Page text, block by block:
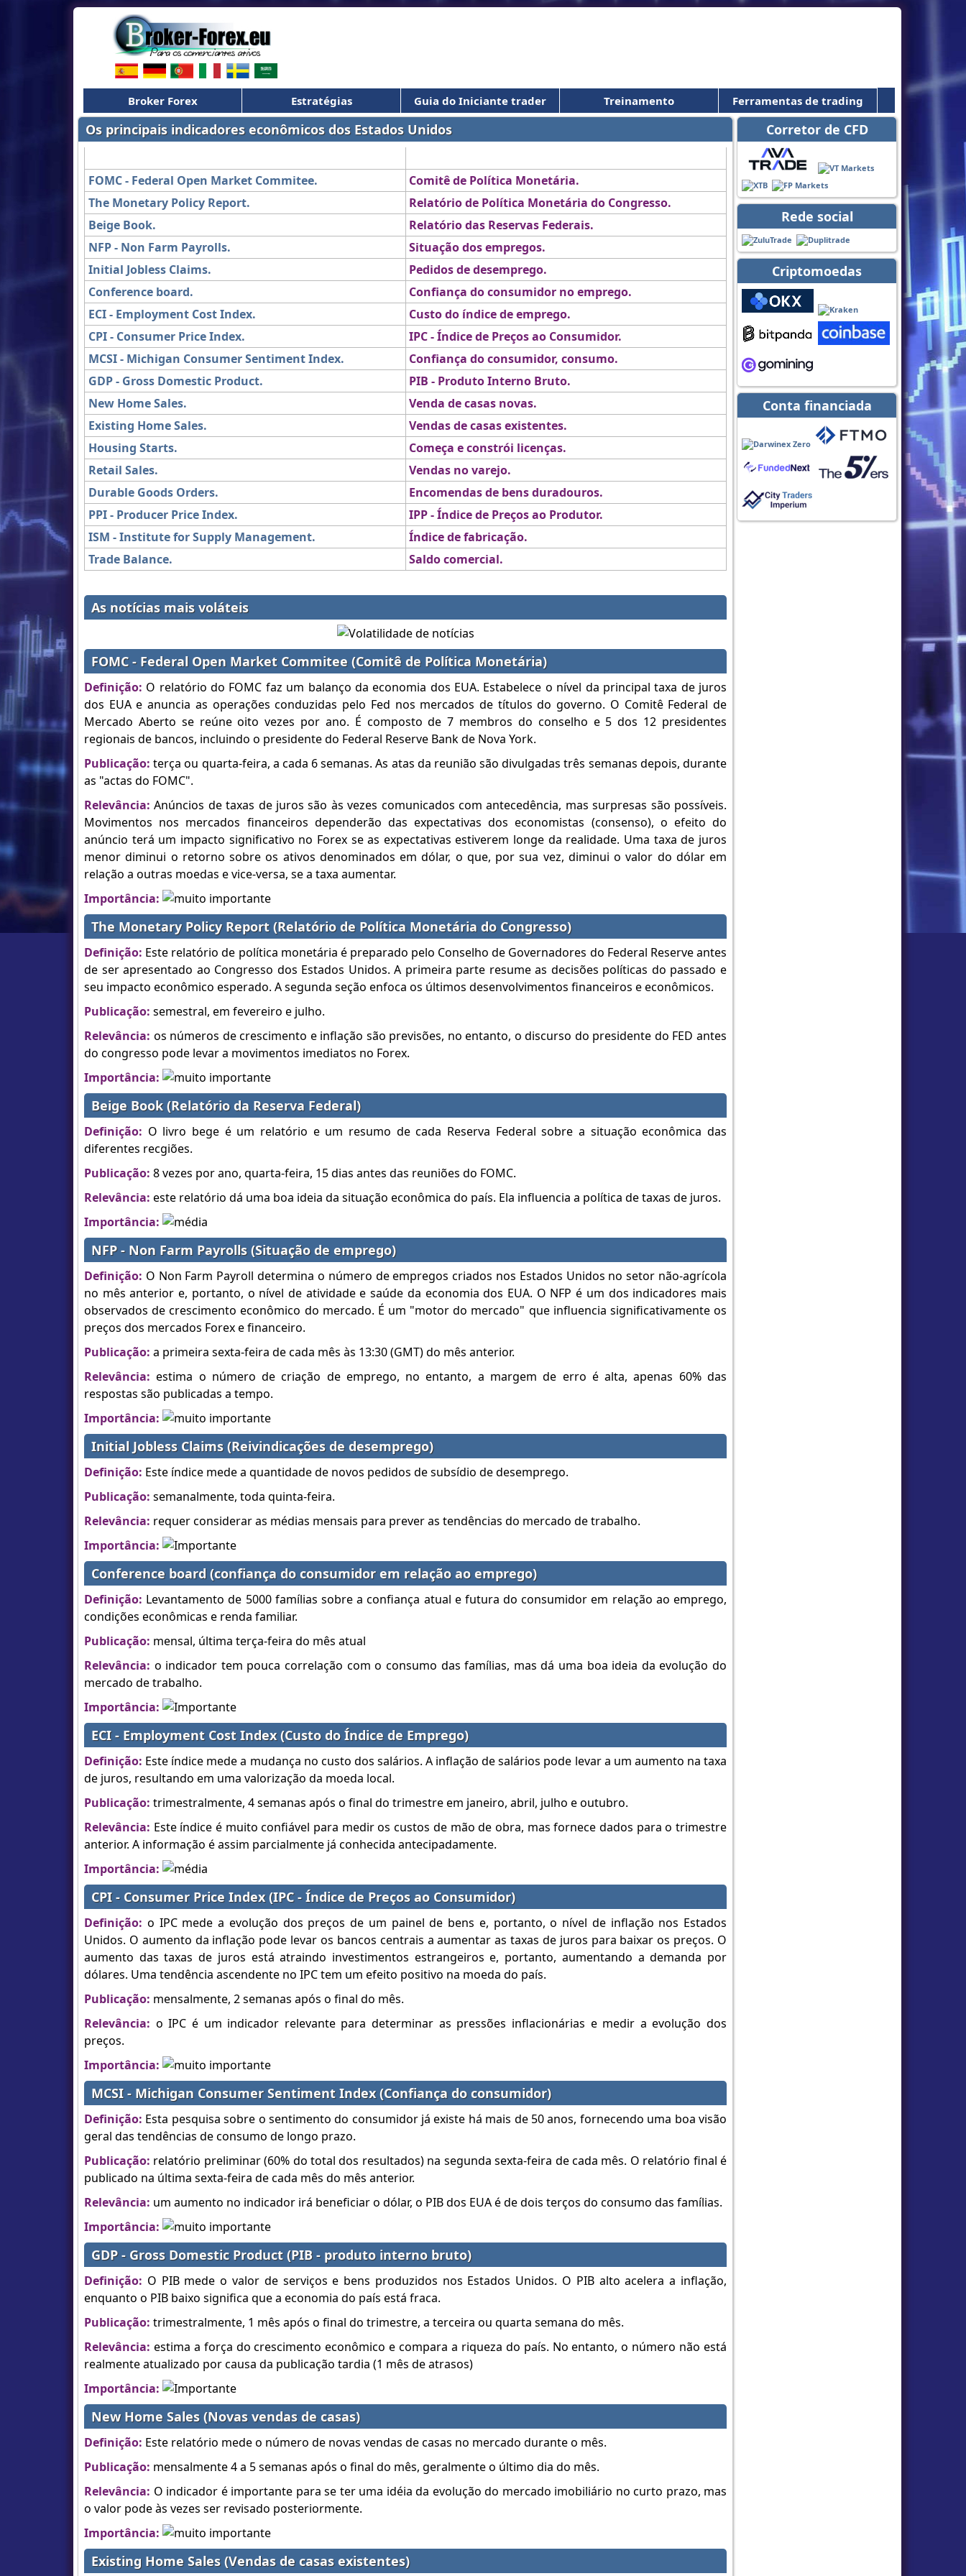
Broker Forex Estratégias Guia do Iniciante trader Treinamento Ferramentas de trading
Corretor de CFD
Rede social
Criptomoedas
Conta financiada
Os principais indicadores econômicos dos Estados Unidos
FOMC - Federal Open Market Commitee.
Comitê de Política Monetária.
The Monetary Policy Report.
Relatório de Política Monetária do Congresso.
Beige Book.
Relatório das Reservas Federais.
NFP - Non Farm Payrolls.
Situação dos empregos.
Initial Jobless Claims.
Pedidos de desemprego.
Conference board.
Confiança do consumidor no emprego.
ECI - Employment Cost Index.
Custo do índice de emprego.
CPI - Consumer Price Index.
IPC - Índice de Preços ao Consumidor.
MCSI - Michigan Consumer Sentiment Index.
Confiança do consumidor, consumo.
GDP - Gross Domestic Product.
PIB - Produto Interno Bruto.
New Home Sales.
Venda de casas novas.
Existing Home Sales.
Vendas de casas existentes.
Housing Starts.
Começa e constrói licenças.
Retail Sales.
Vendas no varejo.
Durable Goods Orders.
Encomendas de bens duradouros.
PPI - Producer Price Index.
IPP - Índice de Preços ao Produtor.
ISM - Institute for Supply Management.
Índice de fabricação.
Trade Balance.
Saldo comercial.
As notícias mais voláteis
FOMC - Federal Open Market Commitee (Comitê de Política Monetária)
Definição: O relatório do FOMC faz um balanço da economia dos EUA. Estabelece o nível da principal taxa de juros
dos EUA e anuncia as operações conduzidas pelo Fed nos mercados de títulos do governo. O Comitê Federal de
Mercado Aberto se reúne oito vezes por ano. É composto de 7 membros do conselho e 5 dos 12 presidentes
regionais de bancos, incluindo o presidente do Federal Reserve Bank de Nova York.
Publicação: terça ou quarta-feira, a cada 6 semanas. As atas da reunião são divulgadas três semanas depois, durante
as "actas do FOMC".
Relevância: Anúncios de taxas de juros são às vezes comunicados com antecedência, mas surpresas são possíveis.
Movimentos nos mercados financeiros dependerão das expectativas dos economistas (consenso), o efeito do
anúncio terá um impacto significativo no Forex se as expectativas estiverem longe da realidade. Uma taxa de juros
menor diminui o retorno sobre os ativos denominados em dólar, o que, por sua vez, diminui o valor do dólar em
relação a outras moedas e vice-versa, se a taxa aumentar.
Importância:
The Monetary Policy Report (Relatório de Política Monetária do Congresso)
Definição: Este relatório de política monetária é preparado pelo Conselho de Governadores do Federal Reserve antes
de ser apresentado ao Congresso dos Estados Unidos. A primeira parte resume as decisões políticas do passado e
seu impacto econômico esperado. A segunda seção enfoca os últimos desenvolvimentos financeiros e econômicos.
Publicação: semestral, em fevereiro e julho.
Relevância: os números de crescimento e inflação são previsões, no entanto, o discurso do presidente do FED antes
do congresso pode levar a movimentos imediatos no Forex.
Importância:
Beige Book (Relatório da Reserva Federal)
Definição: O livro bege é um relatório e um resumo de cada Reserva Federal sobre a situação econômica das
diferentes recgiões.
Publicação: 8 vezes por ano, quarta-feira, 15 dias antes das reuniões do FOMC.
Relevância: este relatório dá uma boa ideia da situação econômica do país. Ela influencia a política de taxas de juros.
Importância:
NFP - Non Farm Payrolls (Situação de emprego)
Definição: O Non Farm Payroll determina o número de empregos criados nos Estados Unidos no setor não-agrícola
no mês anterior e, portanto, o nível de atividade e saúde da economia dos EUA. O NFP é um dos indicadores mais
observados de crescimento econômico do mercado. É um "motor do mercado" que influencia significativamente os
preços dos mercados Forex e financeiro.
Publicação: a primeira sexta-feira de cada mês às 13:30 (GMT) do mês anterior.
Relevância: estima o número de criação de emprego, no entanto, a margem de erro é alta, apenas 60% das
respostas são publicadas a tempo.
Importância:
Initial Jobless Claims (Reivindicações de desemprego)
Definição: Este índice mede a quantidade de novos pedidos de subsídio de desemprego.
Publicação: semanalmente, toda quinta-feira.
Relevância: requer considerar as médias mensais para prever as tendências do mercado de trabalho.
Importância:
Conference board (confiança do consumidor em relação ao emprego)
Definição: Levantamento de 5000 famílias sobre a confiança atual e futura do consumidor em relação ao emprego,
condições econômicas e renda familiar.
Publicação: mensal, última terça-feira do mês atual
Relevância: o indicador tem pouca correlação com o consumo das famílias, mas dá uma boa ideia da evolução do
mercado de trabalho.
Importância:
ECI - Employment Cost Index (Custo do Índice de Emprego)
Definição: Este índice mede a mudança no custo dos salários. A inflação de salários pode levar a um aumento na taxa
de juros, resultando em uma valorização da moeda local.
Publicação: trimestralmente, 4 semanas após o final do trimestre em janeiro, abril, julho e outubro.
Relevância: Este índice é muito confiável para medir os custos de mão de obra, mas fornece dados para o trimestre
anterior. A informação é assim parcialmente já conhecida antecipadamente.
Importância:
CPI - Consumer Price Index (IPC - Índice de Preços ao Consumidor)
Definição: o IPC mede a evolução dos preços de um painel de bens e, portanto, o nível de inflação nos Estados
Unidos. O aumento da inflação pode levar os bancos centrais a aumentar as taxas de juros para baixar os preços. O
aumento das taxas de juros está atraindo investimentos estrangeiros e, portanto, aumentando a demanda por
dólares. Uma tendência ascendente no IPC tem um efeito positivo na moeda do país.
Publicação: mensalmente, 2 semanas após o final do mês.
Relevância: o IPC é um indicador relevante para determinar as pressões inflacionárias e medir a evolução dos
preços.
Importância:
MCSI - Michigan Consumer Sentiment Index (Confiança do consumidor)
Definição: Esta pesquisa sobre o sentimento do consumidor já existe há mais de 50 anos, fornecendo uma boa visão
geral das tendências de consumo de longo prazo.
Publicação: relatório preliminar (60% do total dos resultados) na segunda sexta-feira de cada mês. O relatório final é
publicado na última sexta-feira de cada mês do mês anterior.
Relevância: um aumento no indicador irá beneficiar o dólar, o PIB dos EUA é de dois terços do consumo das famílias.
Importância:
GDP - Gross Domestic Product (PIB - produto interno bruto)
Definição: O PIB mede o valor de serviços e bens produzidos nos Estados Unidos. O PIB alto acelera a inflação,
enquanto o PIB baixo significa que a economia do país está fraca.
Publicação: trimestralmente, 1 mês após o final do trimestre, a terceira ou quarta semana do mês.
Relevância: estima a força do crescimento econômico e compara a riqueza do país. No entanto, o número não está
realmente atualizado por causa da publicação tardia (1 mês de atrasos)
Importância:
New Home Sales (Novas vendas de casas)
Definição: Este relatório mede o número de novas vendas de casas no mercado durante o mês.
Publicação: mensalmente 4 a 5 semanas após o final do mês, geralmente o último dia do mês.
Relevância: O indicador é importante para se ter uma idéia da evolução do mercado imobiliário no curto prazo, mas
o valor pode às vezes ser revisado posteriormente.
Importância:
Existing Home Sales (Vendas de casas existentes)